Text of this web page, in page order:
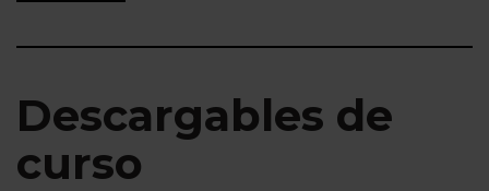
Descargables de
curso